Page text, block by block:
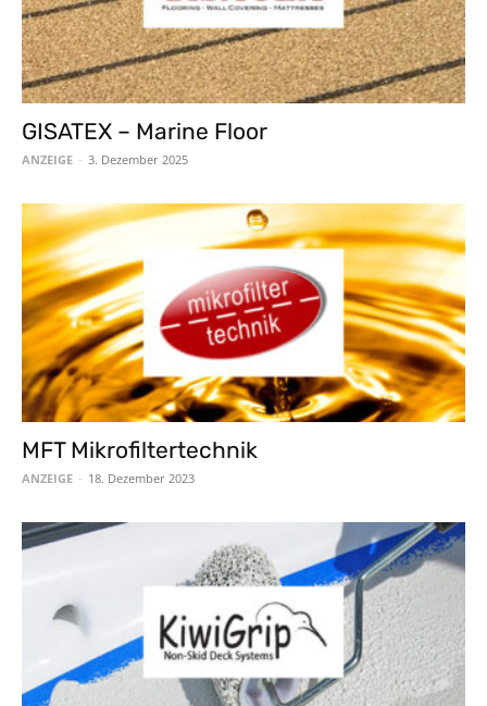
GISATEX – Marine Floor
ANZEIGE - 3. Dezember 2025
MFT Mikrofiltertechnik
ANZEIGE - 18. Dezember 2023